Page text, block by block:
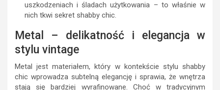
uszkodzeniach i śladach użytkowania – to właśnie w
nich tkwi sekret shabby chic.
Metal – delikatność i elegancja w
stylu vintage
Metal jest materiałem, który w kontekście stylu shabby
chic wprowadza subtelną elegancję i sprawia, że wnętrza
stają się bardziej wyrafinowane. Choć w tradycyjnym